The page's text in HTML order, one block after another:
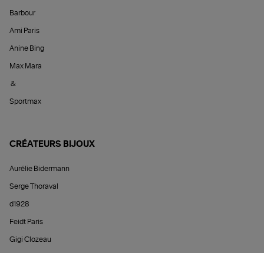
Barbour
Ami Paris
Anine Bing
Max Mara
&
Sportmax
CRÉATEURS BIJOUX
Aurélie Bidermann
Serge Thoraval
d1928
Feidt Paris
Gigi Clozeau